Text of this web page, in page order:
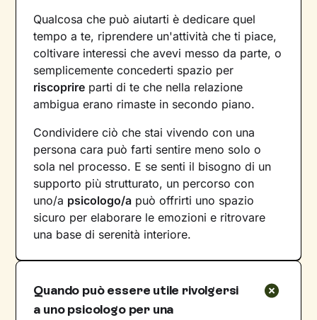
Qualcosa che può aiutarti è dedicare quel
tempo a te, riprendere un'attività che ti piace,
coltivare interessi che avevi messo da parte, o
semplicemente concederti spazio per
riscoprire parti di te che nella relazione
ambigua erano rimaste in secondo piano.
Condividere ciò che stai vivendo con una
persona cara può farti sentire meno solo o
sola nel processo. E se senti il bisogno di un
supporto più strutturato, un percorso con
uno/a psicologo/a può offrirti uno spazio
sicuro per elaborare le emozioni e ritrovare
una base di serenità interiore.
Quando può essere utile rivolgersi
a uno psicologo per una